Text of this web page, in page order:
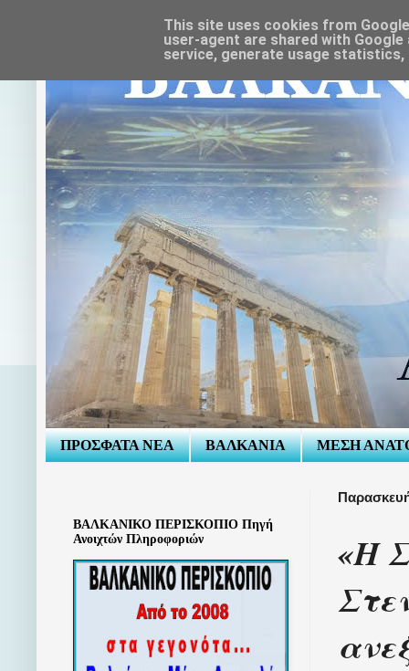
ΠΡΟΣΦΑΤΑ ΝΕΑ ΒΑΛΚΑΝΙΑ ΜΕΣΗ
«Η
ΒΑΛΚΑΝΙΚΟ ΠΕΡΙΣΚΟΠΙΟ Πηγή
Ανοιχτών Πληροφοριών
This site uses cookies from
user-agent are shared with
service, generate usage statistics,